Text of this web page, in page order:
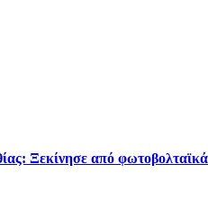
Ξεκίνησε από